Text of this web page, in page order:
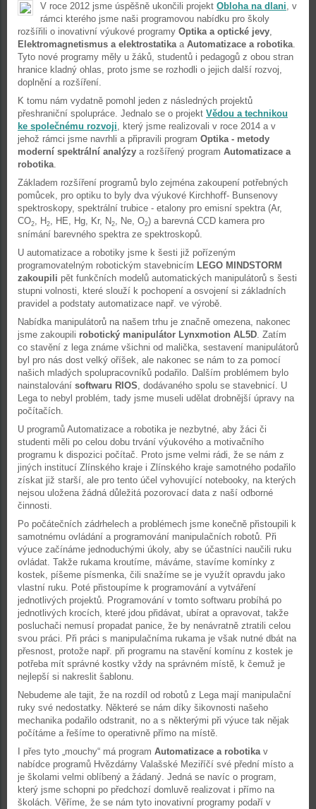
V roce 2012 jsme úspěšně ukončili projekt Obloha na dlani, v
rámci kterého jsme naši programovou nabídku pro školy
rozšířili o inovativní výukové programy Optika a optické jevy,
Elektromagnetismus a elektrostatika a Automatizace a robotika.
Tyto nové programy měly u žáků, studentů i pedagogů z obou stran
hranice kladný ohlas, proto jsme se rozhodli o jejich další rozvoj,
doplnění a rozšíření.
K tomu nám vydatně pomohl jeden z následných projektů
přeshraniční spolupráce. Jednalo se o projekt Vědou a technikou
ke společnému rozvoji, který jsme realizovali v roce 2014 a v
jehož rámci jsme navrhli a připravili program Optika - metody
moderní spektrální analýzy a rozšířený program Automatizace a
robotika.
Základem rozšíření programů bylo zejména zakoupení potřebných
pomůcek, pro optiku to byly dva výukové Kirchhoﬀ- Bunsenovy
spektroskopy, spektrální trubice - etalony pro emisní spektra (Ar,
CO2, H 2, HE, Hg, Kr, N2, Ne, O2) a barevná CCD kamera pro
snímání barevného spektra ze spektroskopů.
U automatizace a robotiky jsme k šesti již pořízeným
programovatelným robotickým stavebnicím LEGO MINDSTORM
zakoupili pět funkčních modelů automatických manipulátorů s šesti
stupni volnosti, které slouží k pochopení a osvojení si základních
pravidel a podstaty automatizace např. ve výrobě.
Nabídka manipulátorů na našem trhu je značně omezena, nakonec
jsme zakoupili robotický manipulátor Lynxmotion AL5D. Zatím
co stavění z lega známe všichni od malička, sestavení manipulátorů
byl pro nás dost velký oříšek, ale nakonec se nám to za pomocí
našich mladých spolupracovníků podařilo. Dalším problémem bylo
nainstalování softwaru RIOS, dodávaného spolu se stavebnicí. U
Lega to nebyl problém, tady jsme museli udělat drobnější úpravy na
počítačích.
U programů Automatizace a robotika je nezbytné, aby žáci či
studenti měli po celou dobu trvání výukového a motivačního
programu k dispozici počítač. Proto jsme velmi rádi, že se nám z
jiných institucí Zlínského kraje i Zlínského kraje samotného podařilo
získat již starší, ale pro tento účel vyhovující notebooky, na kterých
nejsou uložena žádná důležitá pozorovací data z naší odborné
činnosti.
Po počátečních zádrhelech a problémech jsme konečně přistoupili k
samotnému ovládání a programování manipulačních robotů. Při
výuce začínáme jednoduchými úkoly, aby se účastníci naučili ruku
ovládat. Takže rukama kroutíme, máváme, stavíme komínky z
kostek, píšeme písmenka, čili snažíme se je využít opravdu jako
vlastní ruku. Poté přistoupíme k programování a vytváření
jednotlivých projektů. Programování v tomto softwaru probíhá po
jednotlivých krocích, které jdou přidávat, ubírat a opravovat, takže
posluchači nemusí propadat panice, že by nenávratně ztratili celou
svou práci. Při práci s manipulačníma rukama je však nutné dbát na
přesnost, protože např. při programu na stavění komínu z kostek je
potřeba mít správné kostky vždy na správném místě, k čemuž je
nejlepší si nakreslit šablonu.
Nebudeme ale tajit, že na rozdíl od robotů z Lega mají manipulační
ruky své nedostatky. Některé se nám díky šikovnosti našeho
mechanika podařilo odstranit, no a s některými při výuce tak nějak
počítáme a řešíme to operativně přímo na místě.
I přes tyto „mouchy“ má program Automatizace a robotika v
nabídce programů Hvězdárny Valašské Meziříčí své přední místo a
je školami velmi oblíbený a žádaný. Jedná se navíc o program,
který jsme schopni po předchozí domluvě realizovat i přímo na
školách. Věříme, že se nám tyto inovativní programy podaří v